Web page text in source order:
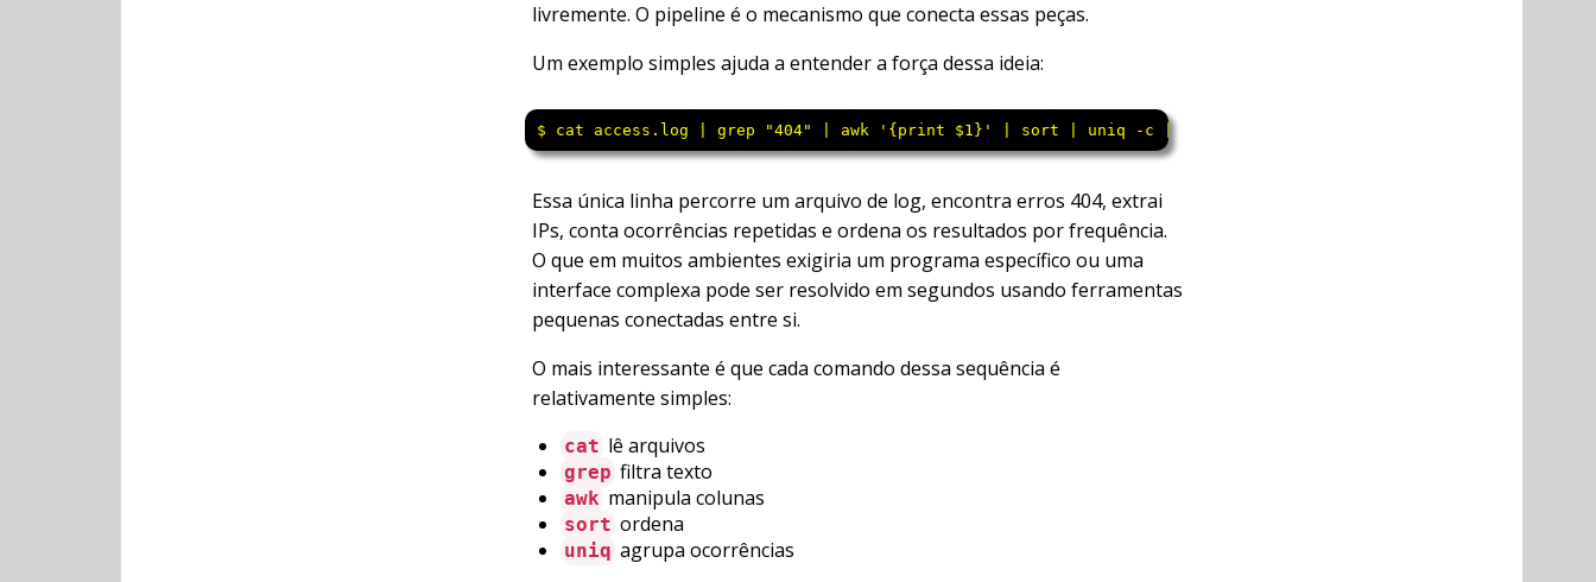
livremente. O pipeline é o mecanismo que conecta essas peças.
Um exemplo simples ajuda a entender a força dessa ideia:
$ cat access.log | grep "404" | awk '{print $1}' | sort | uniq -c | sort -nr
Essa única linha percorre um arquivo de log, encontra erros 404, extrai
IPs, conta ocorrências repetidas e ordena os resultados por frequência.
O que em muitos ambientes exigiria um programa específico ou uma
interface complexa pode ser resolvido em segundos usando ferramentas
pequenas conectadas entre si.
O mais interessante é que cada comando dessa sequência é
relativamente simples:
cat lê arquivos
grep filtra texto
awk manipula colunas
sort ordena
uniq agrupa ocorrências